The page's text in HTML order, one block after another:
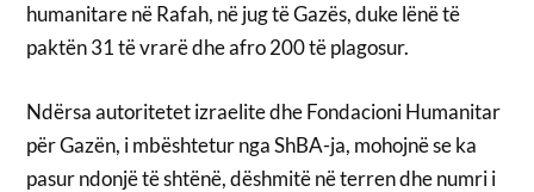
humanitare në Rafah, në jug të Gazës, duke lënë të
paktën 31 të vrarë dhe afro 200 të plagosur.
Ndërsa autoritetet izraelite dhe Fondacioni Humanitar
për Gazën, i mbështetur nga ShBA-ja, mohojnë se ka
pasur ndonjë të shtënë, dëshmitë në terren dhe numri i